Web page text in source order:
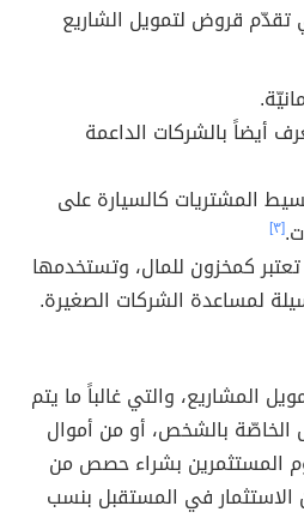
تقدّم قروض لتمويل الشاريع
أيضاً بالشركات الداعمة
المشتريات كالسيارة على
[٣]
تعتبر كمخزون للمال، وتستخدمها
لمساعدة الشركات الصغيرة.
المشاريع، والتي غالباً ما يتم
الخاصّة بالشخص، أو من أموال
المستثمرين بشراء حصص من
في المستقبل بنسب